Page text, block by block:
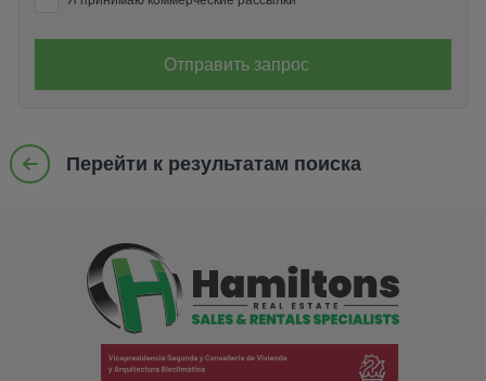
Отправить запрос
Перейти к результатам поиска